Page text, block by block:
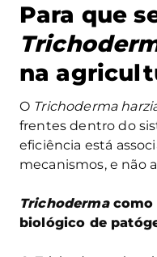
Para que
na
O Trichoderma
frentes dentro do
eficiência está
mecanismos, e não
Trichodermacomo
biológico de